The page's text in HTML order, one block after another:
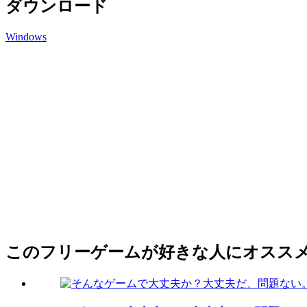
ダウンロード
Windows
このフリーゲームが好きな人にオスス